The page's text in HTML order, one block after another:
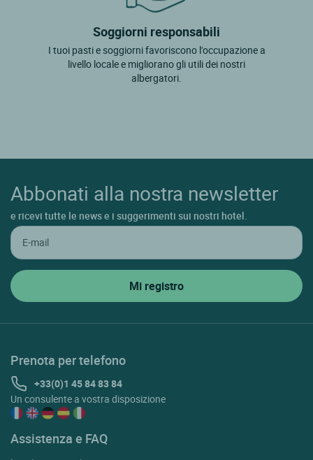
Soggiorni responsabili
I tuoi pasti e soggiorni favoriscono l'occupazione a
livello locale e migliorano gli utili dei nostri
albergatori.
Abbonati alla nostra newsletter
e ricevi tutte le news e i suggerimenti sui nostri hotel.
Prenota per telefono
+33(0)1 45 84 83 84
Un consulente a vostra disposizione
Assistenza e FAQ